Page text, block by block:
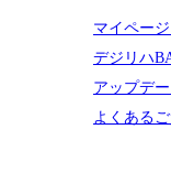
マイペー
デジリハ
アップデ
よくある